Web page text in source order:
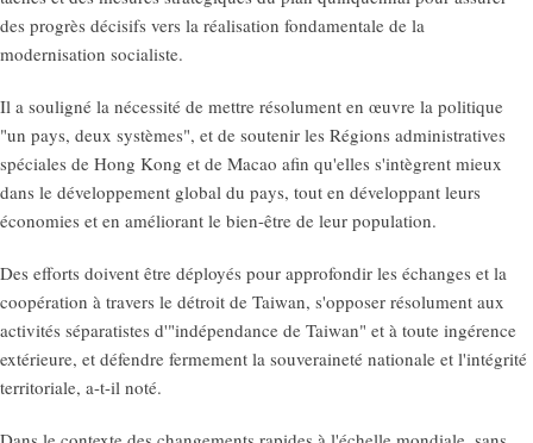
des progrès décisifs vers la réalisation fondamentale de la
modernisation socialiste.
Il a souligné la nécessité de mettre résolument en œuvre la politique
"un pays, deux systèmes", et de soutenir les Régions administratives
spéciales de Hong Kong et de Macao afin qu'elles s'intègrent mieux
dans le développement global du pays, tout en développant leurs
économies et en améliorant le bien-être de leur population.
Des efforts doivent être déployés pour approfondir les échanges et la
coopération à travers le détroit de Taiwan, s'opposer résolument aux
activités séparatistes d'"indépendance de Taiwan" et à toute ingérence
extérieure, et défendre fermement la souveraineté nationale et l'intégrité
territoriale, a-t-il noté.